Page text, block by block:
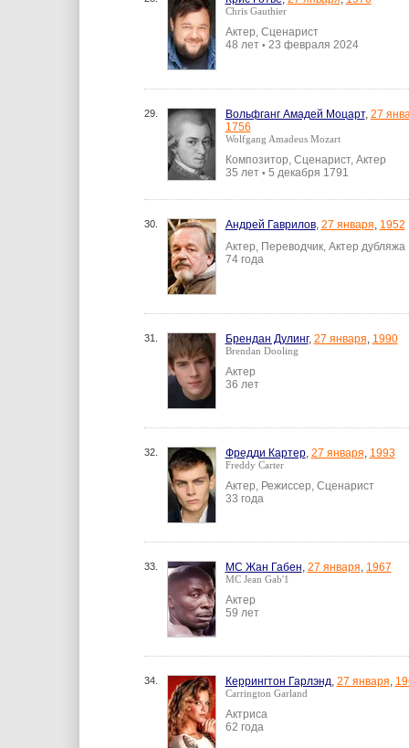
Chris Gauthier
Актер, Сценарист
48 лет • 23 февраля 2024
29. Вольфганг Амадей Моцарт, 27
1756
Wolfgang Amadeus Mozart
Композитор, Сценарист, Актер
35 лет • 5 декабря 1791
30. Андрей Гаврилов, 27 января, 1952
Актер, Переводчик, Актер дубляжа
74 года
31. Брендан Дулинг, 27 января, 1990
Brendan Dooling
Актер
36 лет
32. Фредди Картер, 27 января, 1993
Freddy Carter
Актер, Режиссер, Сценарист
33 года
33. МС Жан Габен, 27 января, 1967
MC Jean Gab'1
Актер
59 лет
34. Керрингтон Гарлэнд, 27 января,
Carrington Garland
Актриса
62 года